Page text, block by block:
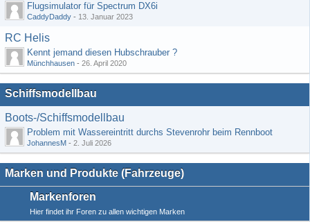
Flugsimulator für Spectrum DX6i
CaddyDaddy - 13. Januar 2023
RC Helis
Kennt jemand diesen Hubschrauber ?
Münchhausen - 26. April 2020
Schiffsmodellbau
Boots-/Schiffsmodellbau
Problem mit Wassereintritt durchs Stevenrohr beim Rennboot
JohannesM - 2. Juli 2026
Marken und Produkte (Fahrzeuge)
Markenforen
Hier findet ihr Foren zu allen wichtigen Marken